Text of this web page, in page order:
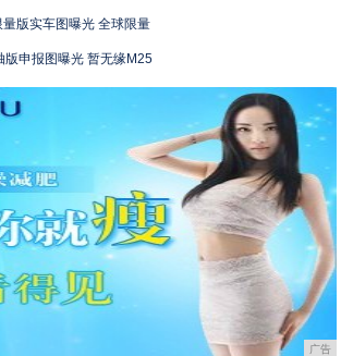
版实车图曝光 全球限量
版申报图曝光 暂无缘M25
广告